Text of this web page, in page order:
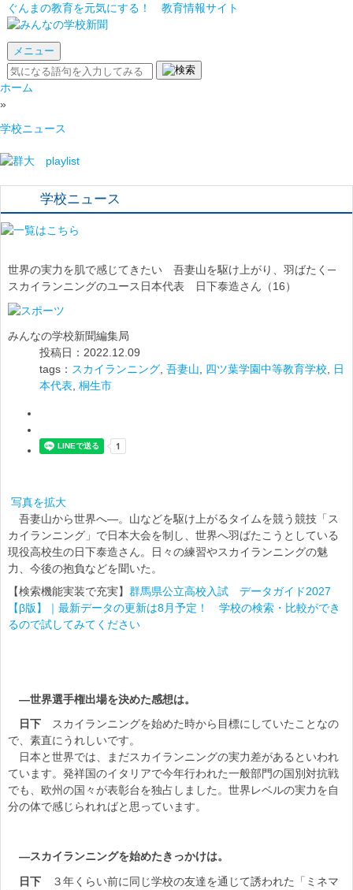
ぐんまの教育を元気にする！ 教育情報サイト
メニュー
ホーム
»
学校ニュース
学校ニュース
世界の実力を肌で感じてきたい 吾妻山を駆け上がり、羽ばたく─
スカイランニングのユース日本代表 日下泰造さん（16）
みんなの学校新聞編集局
投稿日：2022.12.09
tags： スカイランニング 吾妻山 四ツ葉学園中等教育学校
日
本代表 桐生市
写真を拡大
吾妻山から世界へ―。山などを駆け上がるタイムを競う競技「ス
カイランニング」で日本大会を制し、世界へ羽ばたこうとしている
現役高校生の日下泰造さん。日々の練習やスカイランニングの魅
力、今後の抱負などを聞いた。
【検索機能実装で充実】 群馬県公立高校入試 データガイド2027
【β版】｜最新データの更新は8月予定！ 学校の検索・比較ができ
るので試してみてください
―世界選手権出場を決めた感想は。
日下 スカイランニングを始めた時から目標にしていたことなの
で、素直にうれしいです。
日本と世界では、まだスカイランニングの実力差があるといわれ
ています。発祥国のイタリアで今年行われた一般部門の国別対抗戦
でも、欧州の国々が表彰台を独占しました。世界レベルの実力を自
分の体で感じられればと思っています。
―スカイランニングを始めたきっかけは。
日下 ３年くらい前に同じ学校の友達を通じて誘われた「ミネマ